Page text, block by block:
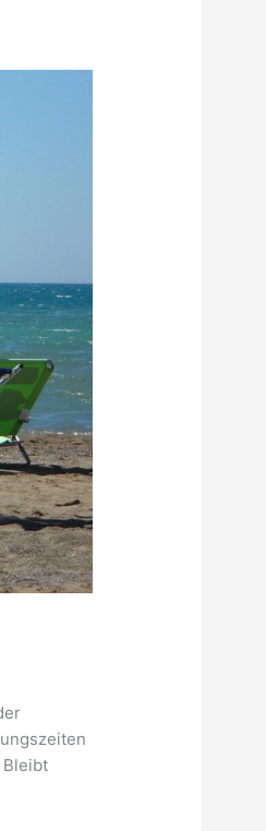
Bleibt